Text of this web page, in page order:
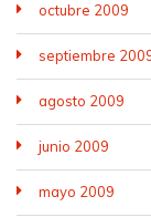
octubre 2009
septiembre
agosto 2009
junio 2009
mayo 2009